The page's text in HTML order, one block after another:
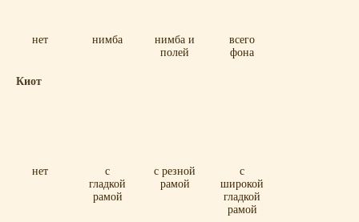
нет нимба
нимба и
полей
всего
фона
Киот
нет
с
гладкой
рамой
с резной
рамой
с
широкой
гладкой
рамой